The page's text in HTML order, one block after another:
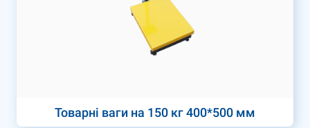
Товарні ваги на 150 кг 400*500 мм